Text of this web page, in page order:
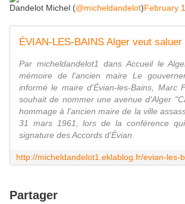
Dandelot Michel (@micheldandelot)February
Par micheldandelot1 dans Accueil le
mémoire de l'ancien maire Le
informé le maire d'Évian-les-Bains, Marc
souhait de nommer une avenue d'Alger
hommage à l'ancien maire de la ville
31 mars 1961, lors de la conférence
signature des Accords d'Évian.
Partager